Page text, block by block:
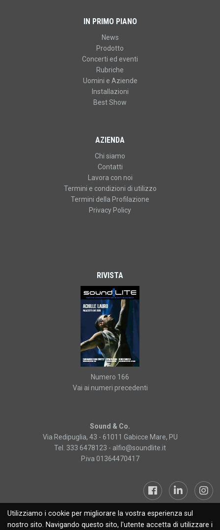
Utilizziamo i cookie per migliorare la vostra esperienza sul
nostro sito. Navigando questo sito, l'utente accetta di utilizzare i
IN PRIMO PIANO
News
Prodotto
Concerti ed eventi
Rubriche
Uomini e Aziende
Installazioni
Best Show
AZIENDA
Chi siamo
Contatti
Lavora con noi
Termini e condizioni di utilizzo
Termini della Profilazione
Privacy Policy
RIVISTA
Numero 166
Vai ai numeri precedenti
Sound & Co.
Via Redipuglia, 43 - 61011 Gabicce Mare, PU
Tel. 333 6478123 - alfio@soundlite.it
P.iva 01364470417
Sound&Lite © 2019